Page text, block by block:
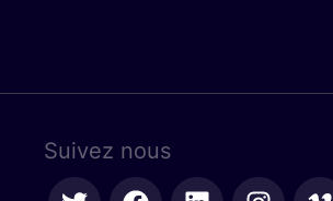
Suivez nous